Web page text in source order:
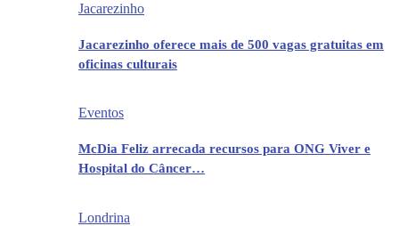
Jacarezinho
Jacarezinho oferece mais de 500 vagas gratuitas em
oficinas culturais
Eventos
McDia Feliz arrecada recursos para ONG Viver e
Hospital do Câncer…
Londrina